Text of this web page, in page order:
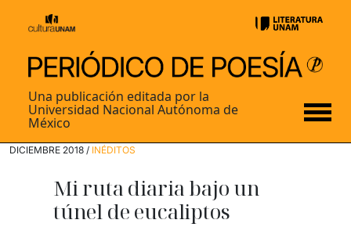
Una publicación editada por la
Universidad Nacional Autónoma de
México
DICIEMBRE 2018 / INÉDITOS
Mi ruta diaria bajo un
túnel de eucaliptos